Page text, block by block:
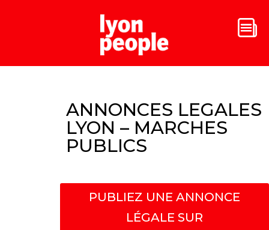
ANNONCES LEGALES
LYON – MARCHES
PUBLICS
PUBLIEZ UNE ANNONCE
LÉGALE SUR